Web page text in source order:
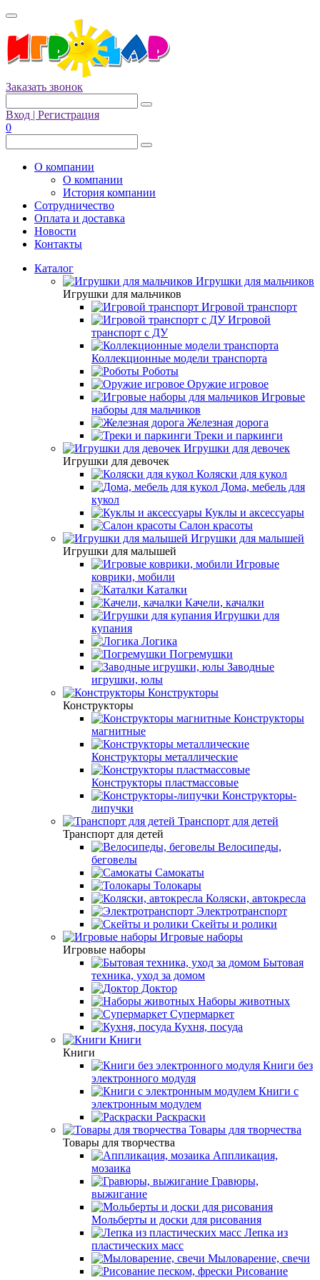
Заказать звонок
Вход | Регистрация
0
О компании
О компании
История компании
Сотрудничество
Оплата и доставка
Новости
Контакты
Каталог
Игрушки для мальчиков
Игрушки для мальчиков
Игровой транспорт
Игровой
транспорт с ДУ
Коллекционные модели транспорта
Роботы
Оружие игровое
Игровые
наборы для мальчиков
Железная дорога
Треки и паркинги
Игрушки для девочек
Игрушки для девочек
Коляски для кукол
Дома, мебель для
кукол
Куклы и аксессуары
Салон красоты
Игрушки для малышей
Игрушки для малышей
Игровые
коврики, мобили
Каталки
Качели, качалки
Игрушки для
купания
Логика
Погремушки
Заводные
игрушки, юлы
Конструкторы
Конструкторы
Конструкторы
магнитные
Конструкторы металлические
Конструкторы пластмассовые
Конструкторы-
липучки
Транспорт для детей
Транспорт для детей
Велосипеды,
беговелы
Самокаты
Толокары
Коляски, автокресла
Электротранспорт
Скейты и ролики
Игровые наборы
Игровые наборы
Бытовая
техника, уход за домом
Доктор
Наборы животных
Супермаркет
Кухня, посуда
Книги
Книги
Книги без
электронного модуля
Книги с
электронным модулем
Раскраски
Товары для творчества
Товары для творчества
Аппликация,
мозаика
Гравюры,
выжигание
Мольберты и доски для рисования
Лепка из
пластических масс
Мыловарение, свечи
Рисование